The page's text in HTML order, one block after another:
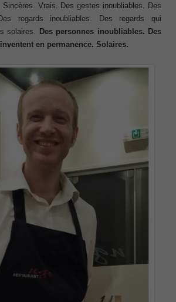
Sincères. Vrais. Des gestes inoubliables. Des
regards inoubliables. Des regards qui
solaires.
Des personnes inoubliables. Des
en permanence. Solaires.